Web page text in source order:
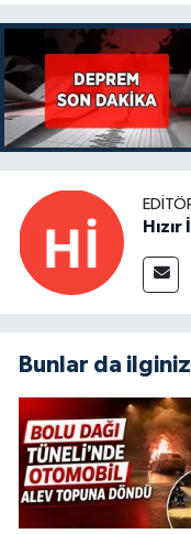
Hızır
Bunlar da